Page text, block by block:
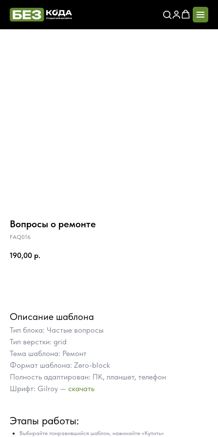
Вопросы о ремонте
FAQ016
190,00 р.
Описание шаблона
Тип блока: Частые вопросы
Тип верстки: grid
Тема шаблона: Ремонт
Формат шаблона: Zero-block
Полность адаптирован: ПК, планшет, телефон
Шрифт: Gilroy — скачать
Этапы работы:
Выбирайте понравившийся шаблон, нажимайте «Купить»
ГОТОВЫЕ БЛОКИ TILDA
ВМЕСТО ЗАКАЗА